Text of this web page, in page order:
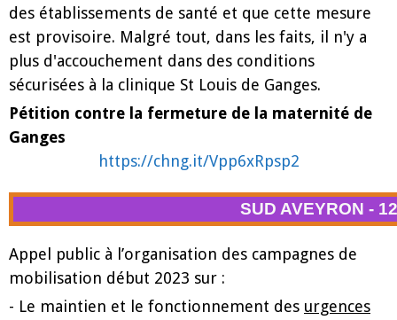
des établissements de santé et que cette mesure
est provisoire. Malgré tout, dans les faits, il n'y a
plus d'accouchement dans des conditions
sécurisées à la clinique St Louis de Ganges.
Pétition contre la fermeture de la maternité de
Ganges
https://chng.it/Vpp6xRpsp2
SUD AVEYRON - 12
Appel public à l’organisation des campagnes de
mobilisation début 2023 sur :
- Le maintien et le fonctionnement des urgences